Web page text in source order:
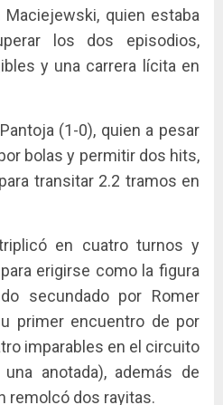
quien estaba
los dos episodios,
y una carrera lícita en
(1-0), quien a pesar
bolas y permitir dos hits,
transitar 2.2 tramos en
en cuatro turnos y
erigirse como la figura
secundado por Romer
primer encuentro de por
imparables en el circuito
anotada), además de
remolcó dos rayitas.